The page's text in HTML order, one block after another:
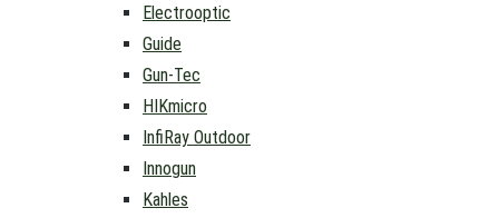
Electrooptic
Guide
Gun-Tec
HIKmicro
InfiRay Outdoor
Innogun
Kahles